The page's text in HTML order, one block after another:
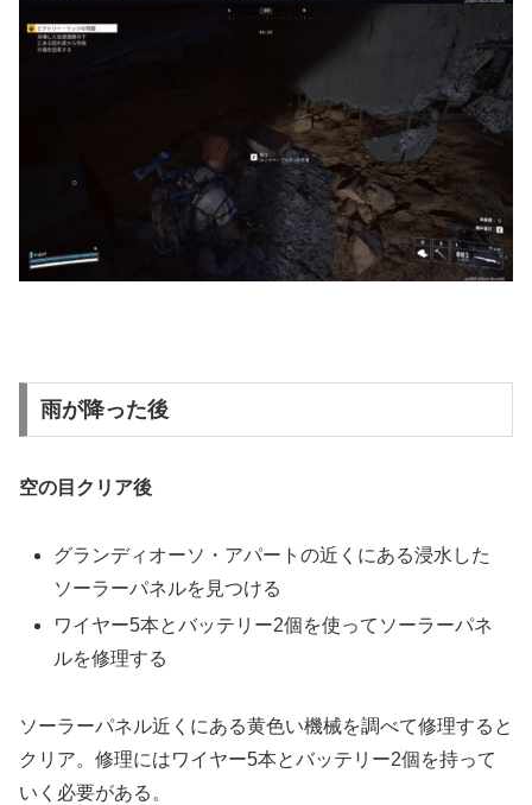
雨が降った後
空の目クリア後
グランディオーソ・アパートの近くにある浸水した
ソーラーパネルを見つける
ワイヤー5本とバッテリー2個を使ってソーラーパネ
ルを修理する
ソーラーパネル近くにある黄色い機械を調べて修理すると
クリア。修理にはワイヤー5本とバッテリー2個を持って
いく必要がある。